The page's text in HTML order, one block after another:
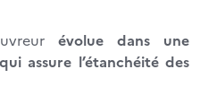
évolue dans une
assure l’étanchéité des